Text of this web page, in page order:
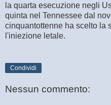
la quarta esecuzione negli
quinta nel Tennessee dal
cinquantottenne ha scelto la
l'iniezione letale.
Condividi
Nessun commento: